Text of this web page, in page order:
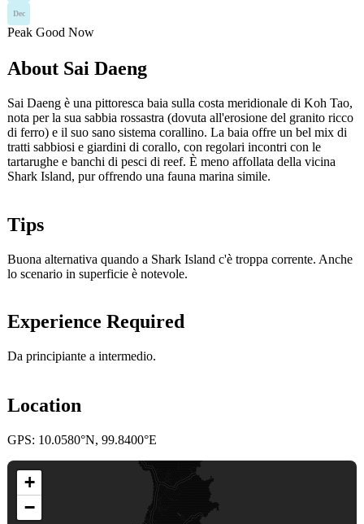
Dec
Peak Good Now
About Sai Daeng
Sai Daeng è una pittoresca baia sulla costa meridionale di Koh Tao,
nota per la sua sabbia rossastra (dovuta all'erosione del granito ricco
di ferro) e il suo sano sistema corallino. La baia offre un bel mix di
tratti sabbiosi e giardini di corallo, con regolari incontri con le
tartarughe e banchi di pesci di reef. È meno affollata della vicina
Shark Island, pur offrendo una fauna marina simile.
Tips
Buona alternativa quando a Shark Island c'è troppa corrente. Anche
lo scenario in superficie è notevole.
Experience Required
Da principiante a intermedio.
Location
GPS: 10.0580°N, 99.8400°E
+
−